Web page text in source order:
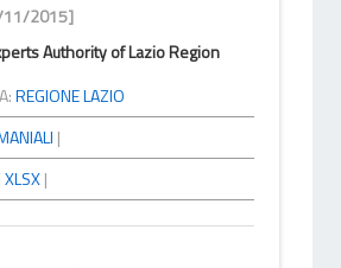
11/2015]
Authority of Lazio Region
REGIONE LAZIO
|
XLSX|